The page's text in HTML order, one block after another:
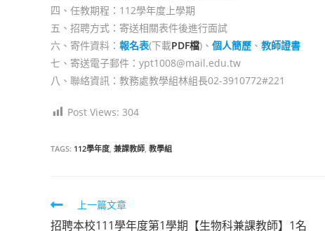
四、任教期程：112學年度上學期
五、招聘方式：寄送相關表件後進行面試
六、寄件資料： 報名表(下載PDF檔)、 個人簡歷 、 教師證書
七、寄送電子郵件：ypt1008@mail.edu.tw
八、聯絡資訊：教務處教學組林組長02-3910772#221
Post Views: 304
TAGS: 112學年度 兼課教師 教學組
Read上一篇文章
招聘本校111學年度第1學期【生物科兼課教師】1名